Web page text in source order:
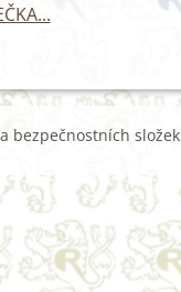
a bezpečnostních složek